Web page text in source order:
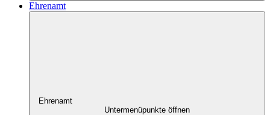
Ehrenamt
Ehrenamt
Untermenüpunkte öffnen